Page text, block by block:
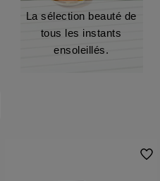
La sélection beauté de
tous les instants
ensoleillés.